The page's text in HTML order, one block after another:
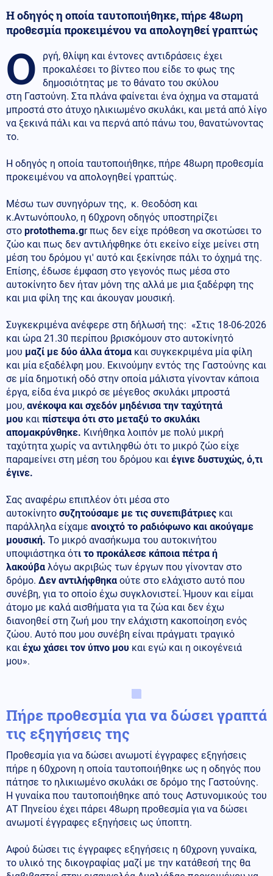
Η οδηγός η οποία ταυτοποιήθηκε, πήρε 48ωρη
προθεσμία προκειμένου να απολογηθεί γραπτώς
Ο
ργή, θλίψη και έντονες αντιδράσεις έχει
προκαλέσει το βίντεο που είδε το φως της
δημοσιότητας με το θάνατο του σκύλου
στη Γαστούνη. Στα πλάνα φαίνεται ένα όχημα να σταματά
μπροστά στο άτυχο ηλικιωμένο σκυλάκι, και μετά από λίγο
να ξεκινά πάλι και να περνά από πάνω του, θανατώνοντας
το.
Η οδηγός η οποία ταυτοποιήθηκε, πήρε 48ωρη προθεσμία
προκειμένου να απολογηθεί γραπτώς.
Μέσω των συνηγόρων της, κ. Θεοδόση και
κ.Αντωνόπουλο, η 60χρονη οδηγός υποστηρίζει
στο protothema.gr πως δεν είχε πρόθεση να σκοτώσει το
ζώο και πως δεν αντιλήφθηκε ότι εκείνο είχε μείνει στη
μέση του δρόμου γι' αυτό και ξεκίνησε πάλι το όχημά της.
Επίσης, έδωσε έμφαση στο γεγονός πως μέσα στο
αυτοκίνητο δεν ήταν μόνη της αλλά με μια ξαδέρφη της
και μια φίλη της και άκουγαν μουσική.
Συγκεκριμένα ανέφερε στη δήλωσή της: «Στις 18-06-2026
και ώρα 21.30 περίπου βρισκόμουν στο αυτοκίνητό
μου μαζί με δύο άλλα άτομα και συγκεκριμένα μία φίλη
και μία εξαδέλφη μου. Εκινούμην εντός της Γαστούνης και
σε μία δημοτική οδό στην οποία μάλιστα γίνονταν κάποια
έργα, είδα ένα μικρό σε μέγεθος σκυλάκι μπροστά
μου, ανέκοψα και σχεδόν μηδένισα την ταχύτητά
μου και πίστεψα ότι στο μεταξύ το σκυλάκι
απομακρύνθηκε. Κινήθηκα λοιπόν με πολύ μικρή
ταχύτητα χωρίς να αντιληφθώ ότι το μικρό ζώο είχε
παραμείνει στη μέση του δρόμου και έγινε δυστυχώς, ό,τι
έγινε.
Σας αναφέρω επιπλέον ότι μέσα στο
αυτοκίνητο συζητούσαμε με τις συνεπιβάτριες και
παράλληλα είχαμε ανοιχτό το ραδιόφωνο και ακούγαμε
μουσική. Το μικρό ανασήκωμα του αυτοκινήτου
υποψιάστηκα ότι το προκάλεσε κάποια πέτρα ή
λακούβα λόγω ακριβώς των έργων που γίνονταν στο
δρόμο. Δεν αντιλήφθηκα ούτε στο ελάχιστο αυτό που
συνέβη, για το οποίο έχω συγκλονιστεί. Ήμουν και είμαι
άτομο με καλά αισθήματα για τα ζώα και δεν έχω
διανοηθεί στη ζωή μου την ελάχιστη κακοποίηση ενός
ζώου. Αυτό που μου συνέβη είναι πράγματι τραγικό
και έχω χάσει τον ύπνο μου και εγώ και η οικογένειά
μου».
Πήρε προθεσμία για να δώσει γραπτά
τις εξηγήσεις της
Προθεσμία για να δώσει ανωμοτί έγγραφες εξηγήσεις
πήρε η 60χρονη η οποία ταυτοποιήθηκε ως η οδηγός που
πάτησε το ηλικιωμένο σκυλάκι σε δρόμο της Γαστούνης.
Η γυναίκα που ταυτοποιήθηκε από τους Αστυνομικούς του
ΑΤ Πηνείου έχει πάρει 48ωρη προθεσμία για να δώσει
ανωμοτί έγγραφες εξηγήσεις ως ύποπτη.
Αφού δώσει τις έγγραφες εξηγήσεις η 60χρονη γυναίκα,
το υλικό της δικογραφίας μαζί με την κατάθεσή της θα